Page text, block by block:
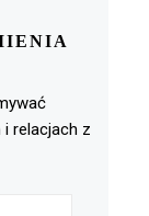
relacjach z